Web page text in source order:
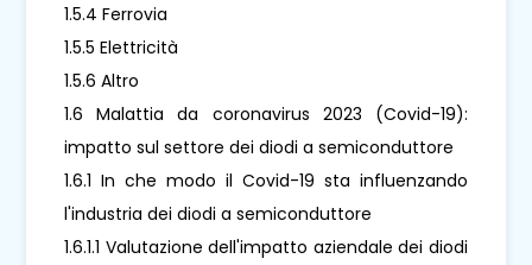
1.5.4 Ferrovia
1.5.5 Elettricità
1.5.6 Altro
1.6 Malattia da coronavirus 2023 (Covid-19):
impatto sul settore dei diodi a semiconduttore
1.6.1 In che modo il Covid-19 sta influenzando
l'industria dei diodi a semiconduttore
1.6.1.1 Valutazione dell'impatto aziendale dei diodi